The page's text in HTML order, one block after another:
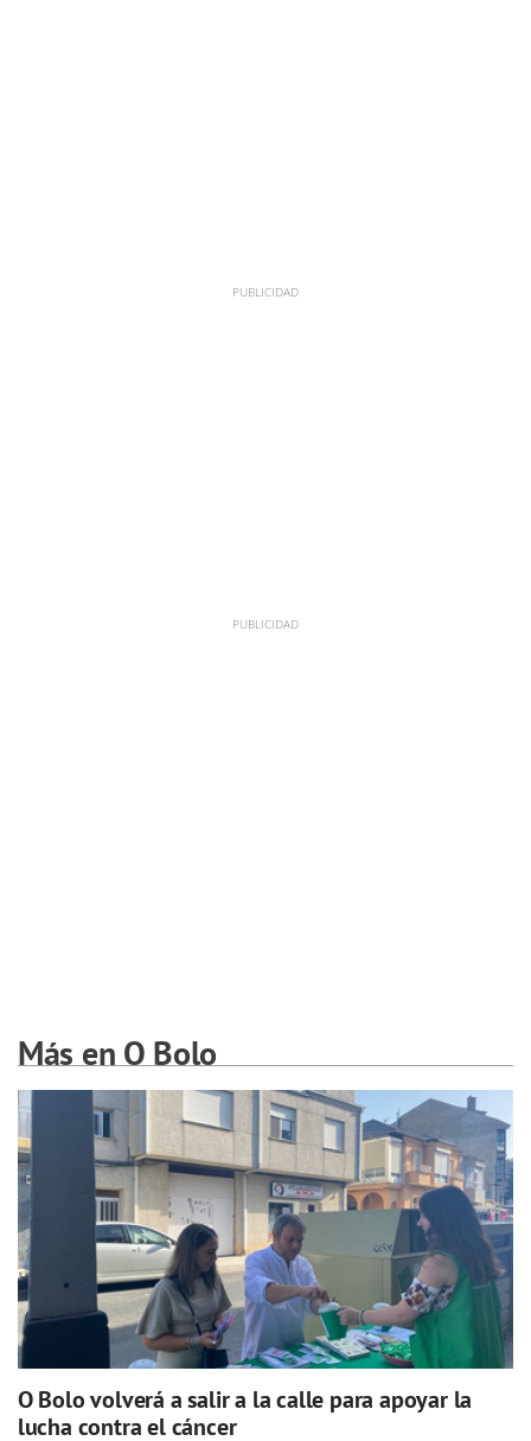
Más en O Bolo
O Bolo volverá a salir a la calle para apoyar la
lucha contra el cáncer